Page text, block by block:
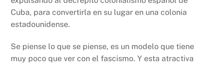
Cuba, para convertirla en su lugar en una colonia
estadounidense.
Se piense lo que se piense, es un modelo que tiene
muy poco que ver con el fascismo. Y esta atractiva